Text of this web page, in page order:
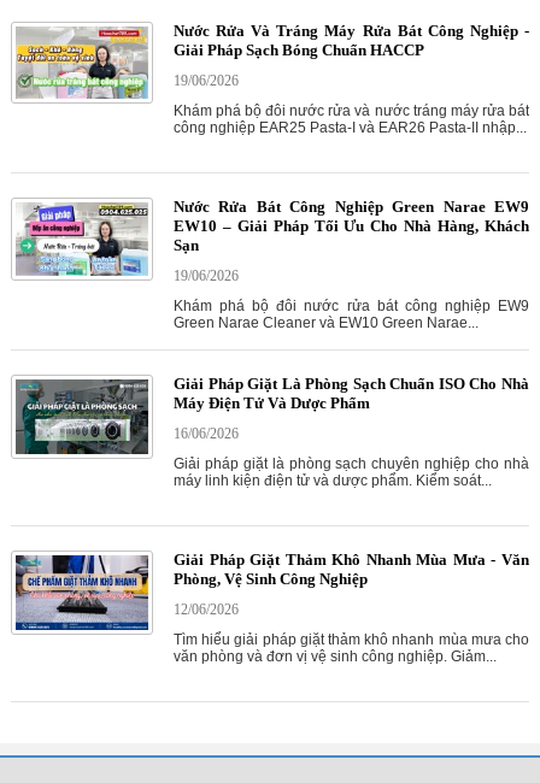
Nước Rửa Và Tráng Máy Rửa Bát Công Nghiệp -
Giải Pháp Sạch Bóng Chuẩn HACCP
19/06/2026
Khám phá bộ đôi nước rửa và nước tráng máy rửa bát
công nghiệp EAR25 Pasta-I và EAR26 Pasta-II nhập...
Nước Rửa Bát Công Nghiệp Green Narae EW9
EW10 – Giải Pháp Tối Ưu Cho Nhà Hàng, Khách
Sạn
19/06/2026
Khám phá bộ đôi nước rửa bát công nghiệp EW9
Green Narae Cleaner và EW10 Green Narae...
Giải Pháp Giặt Là Phòng Sạch Chuẩn ISO Cho Nhà
Máy Điện Tử Và Dược Phẩm
16/06/2026
Giải pháp giặt là phòng sạch chuyên nghiệp cho nhà
máy linh kiện điện tử và dược phẩm. Kiểm soát...
Giải Pháp Giặt Thảm Khô Nhanh Mùa Mưa - Văn
Phòng, Vệ Sinh Công Nghiệp
12/06/2026
Tìm hiểu giải pháp giặt thảm khô nhanh mùa mưa cho
văn phòng và đơn vị vệ sinh công nghiệp. Giảm...